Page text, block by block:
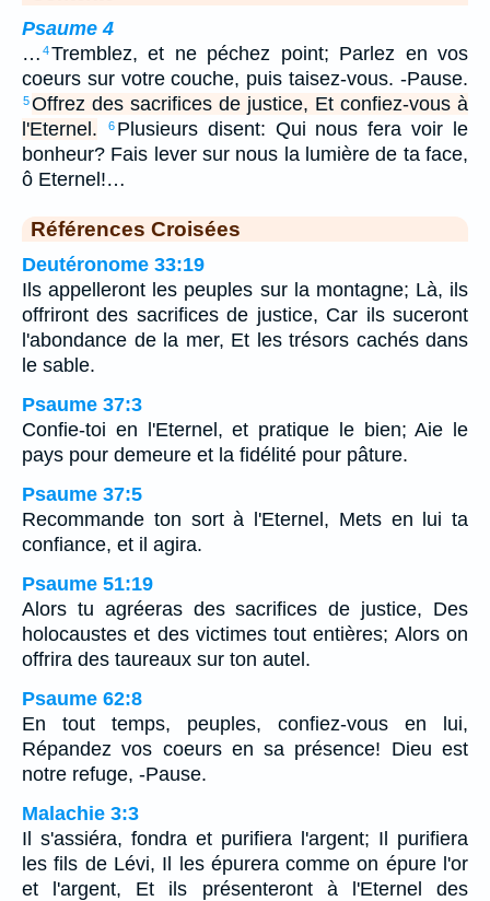
Psaume 4
… 4Tremblez, et ne péchez point; Parlez en vos
coeurs sur votre couche, puis taisez-vous. -Pause.
5Offrez des sacrifices de justice, Et confiez-vous à
l'Eternel.
6 Plusieurs disent: Qui nous fera voir le
bonheur? Fais lever sur nous la lumière de ta face,
ô Eternel!…
Références Croisées
Deutéronome 33:19
Ils appelleront les peuples sur la montagne; Là, ils
offriront des sacrifices de justice, Car ils suceront
l'abondance de la mer, Et les trésors cachés dans
le sable.
Psaume 37:3
Confie-toi en l'Eternel, et pratique le bien; Aie le
pays pour demeure et la fidélité pour pâture.
Psaume 37:5
Recommande ton sort à l'Eternel, Mets en lui ta
confiance, et il agira.
Psaume 51:19
Alors tu agréeras des sacrifices de justice, Des
holocaustes et des victimes tout entières; Alors on
offrira des taureaux sur ton autel.
Psaume 62:8
En tout temps, peuples, confiez-vous en lui,
Répandez vos coeurs en sa présence! Dieu est
notre refuge, -Pause.
Malachie 3:3
Il s'assiéra, fondra et purifiera l'argent; Il purifiera
les fils de Lévi, Il les épurera comme on épure l'or
et l'argent, Et ils présenteront à l'Eternel des